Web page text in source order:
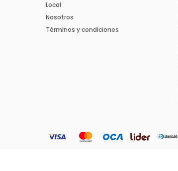
Local
Nosotros
Términos y condiciones